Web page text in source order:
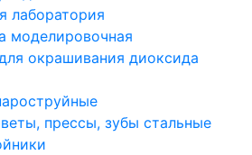
лаборатория
моделировочная
окрашивания диоксида
прессы, зубы стальные